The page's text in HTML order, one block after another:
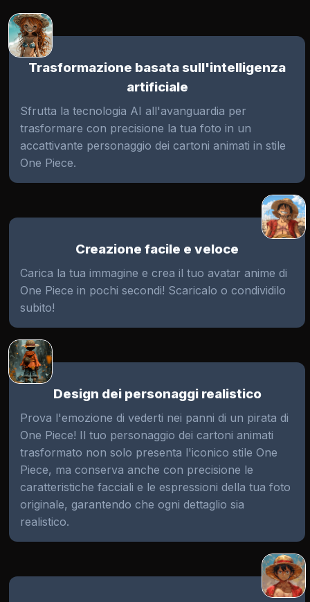
Trasformazione basata sull'intelligenza
artificiale
Sfrutta la tecnologia AI all'avanguardia per
trasformare con precisione la tua foto in un
accattivante personaggio dei cartoni animati in stile
One Piece.
Creazione facile e veloce
Carica la tua immagine e crea il tuo avatar anime di
One Piece in pochi secondi! Scaricalo o condividilo
subito!
Design dei personaggi realistico
Prova l'emozione di vederti nei panni di un pirata di
One Piece! Il tuo personaggio dei cartoni animati
trasformato non solo presenta l'iconico stile One
Piece, ma conserva anche con precisione le
caratteristiche facciali e le espressioni della tua foto
originale, garantendo che ogni dettaglio sia
realistico.